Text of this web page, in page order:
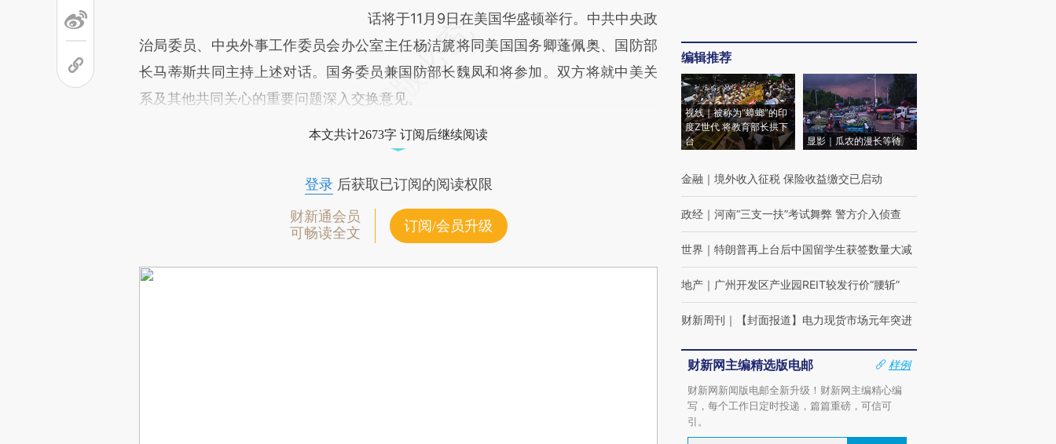
话将于11月9日在美国华盛顿举行。中共中央政
治局委员、中央外事工作委员会办公室主任杨洁篪将同美国国务卿蓬佩奥、国防部
长马蒂斯共同主持上述对话。国务委员兼国防部长魏凤和将参加。双方将就中美关
系及其他共同关心的重要问题深入交换意见。
本文共计2673字 订阅后继续阅读
登录后获取已订阅的阅读权限
财新通会员
可畅读全文
订阅/会员升级
编辑推荐
视线｜被称为“蟑螂”的印
度Z世代 将教育部长拱下
台
显影｜瓜农的漫长等待
金融 ｜ 境外收入征税 保险收益缴交已启动
政经 ｜ 河南“三支一扶”考试舞弊 警方介入侦查
世界 ｜ 特朗普再上台后中国留学生获签数量大减
地产 ｜ 广州开发区产业园REIT较发行价“腰斩”
财新周刊 ｜ 【封面报道】电力现货市场元年突进
财新网主编精选版电邮
样例
财新网新闻版电邮全新升级！财新网主编精心编
写，每个工作日定时投递，篇篇重磅，可信可
引。